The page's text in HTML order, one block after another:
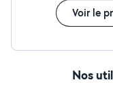
Voir le
Nos